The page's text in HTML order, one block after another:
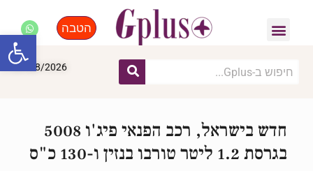
הטבה
07/08/2026
חדש בישראל, רכב הפנאי פיג'ו 5008
בגרסת 1.2 ליטר טורבו בנזין ו-130 כ"ס
פתח